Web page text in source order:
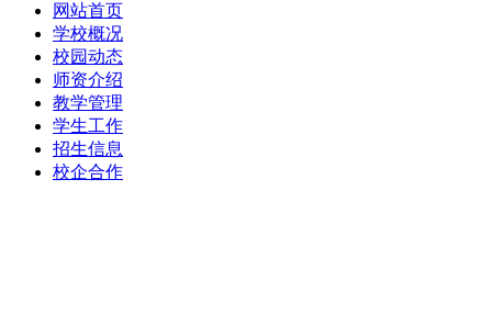
网站首页
学校概况
校园动态
师资介绍
教学管理
学生工作
招生信息
校企合作